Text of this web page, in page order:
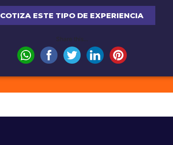
COTIZA ESTE TIPO DE EXPERIENCIA
Share this...